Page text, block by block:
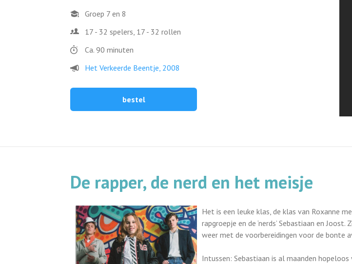
Groep 7 en 8
17 - 32 spelers, 17 - 32 rollen
Ca. 90 minuten
Het Verkeerde Beentje, 2008
bestel
De rapper, de nerd en het meisje
Het is een leuke klas, de klas van Roxanne
rapgroepje en de ‘nerds’ Sebastiaan en
weer met de voorbereidingen voor de bonte
Intussen: Sebastiaan is al maanden